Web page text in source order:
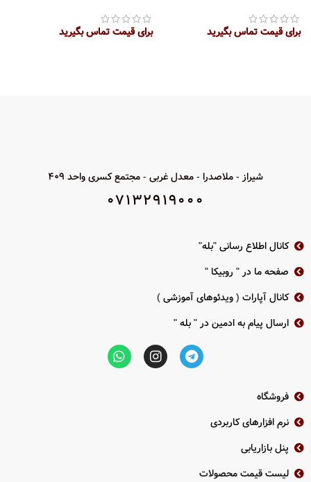
برای قیمت تماس بگیرید برای قیمت تماس بگیرید
شیراز - ملاصدرا - معدل غربی - مجتمع کسری واحد 409
07132919000
کانال اطلاع رسانی "بله"
صفحه ما در " روبیکا "
کانال آپارات ( ویدئوهای آموزشی )
ارسال پیام به ادمین در " بله "
فروشگاه
نرم افزارهای کاربردی
پنل بازاریابی
لیست قیمت محصولات